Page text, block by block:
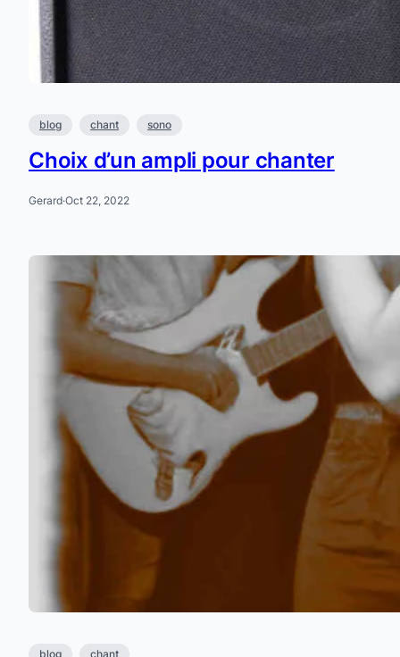
blog chant sono
Choix d’un ampli pour chanter
Gerard·Oct 22, 2022
blog chant